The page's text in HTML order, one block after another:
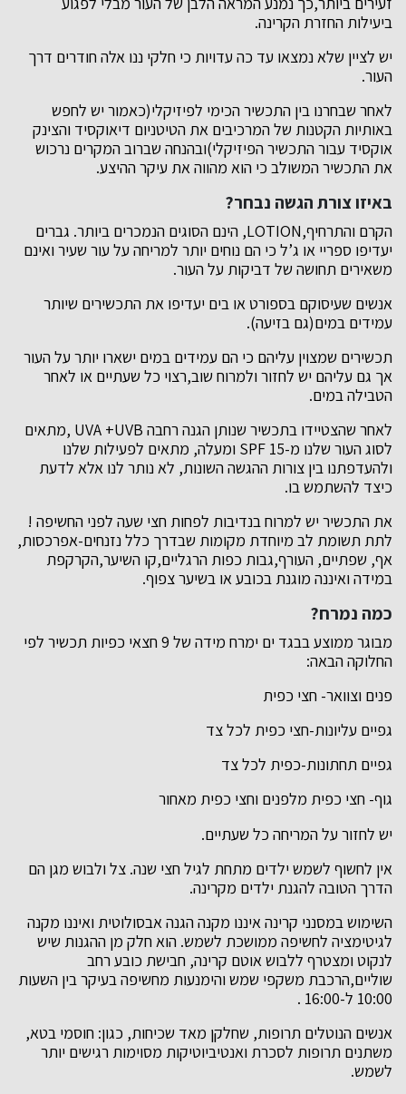
ביעילות החזרת הקרינה.
יש לציין שלא נמצאו עד כה עדויות כי חלקי ננו אלה חודרים דרך
העור.
לאחר שבחרנו בין התכשיר הכימי לפיזיקלי(כאמור יש לחפש
באותיות הקטנות של המרכיבים את הטיטניום דיאוקסיד והצינק
אוקסיד עבור התכשיר הפיזיקלי)ובהנחה שברוב המקרים נרכוש
את התכשיר המשולב כי הוא מהווה את עיקר ההיצע.
באיזו צורת הגשה נבחר?
הקרם והתרחיף,LOTION, הינם הסוגים הנמכרים ביותר. גברים
יעדיפו ספריי או ג’ל כי הם נוחים יותר למריחה על עור שעיר ואינם
משאירים תחושה של דביקות על העור.
אנשים שעיסוקם בספורט או בים יעדיפו את התכשירים שיותר
עמידים במים(גם בזיעה).
תכשירים שמצוין עליהם כי הם עמידים במים ישארו יותר על העור
אך גם עליהם יש לחזור ולמרוח שוב,רצוי כל שעתיים או לאחר
הטבילה במים.
לאחר שהצטיידו בתכשיר שנותן הגנה רחבה UVA +UVB ,מתאים
לסוג העור שלנו מ-SPF 15 ומעלה, מתאים לפעילות שלנו
ולהעדפתנו בין צורות ההגשה השונות, לא נותר לנו אלא לדעת
כיצד להשתמש בו.
את התכשיר יש למרוח בנדיבות לפחות חצי שעה לפני החשיפה !
לתת תשומת לב מיוחדת מקומות שבדרך כלל נזנחים-אפרכסות,
אף, שפתיים, העורף,גבות כפות הרגליים,קו השיער,הקרקפת
במידה ואיננה מוגנת בכובע או בשיער צפוף.
כמה נמרח?
מבוגר ממוצע בבגד ים ימרח מידה של 9 חצאי כפיות תכשיר לפי
החלוקה הבאה:
פנים וצוואר- חצי כפית
גפיים עליונות-חצי כפית לכל צד
גפיים תחתונות-כפית לכל צד
גוף- חצי כפית מלפנים וחצי כפית מאחור
יש לחזור על המריחה כל שעתיים.
אין לחשוף לשמש ילדים מתחת לגיל חצי שנה. צל ולבוש מגן הם
הדרך הטובה להגנת ילדים מקרינה.
השימוש במסנני קרינה איננו מקנה הגנה אבסולוטית ואיננו מקנה
לגיטימציה לחשיפה ממושכת לשמש. הוא חלק מן ההגנות שיש
לנקוט ומצטרף ללבוש אוטם קרינה, חבישת כובע רחב
שוליים,הרכבת משקפי שמש והימנעות מחשיפה בעיקר בין השעות
10:00 ל-16:00 .
אנשים הנוטלים תרופות, שחלקן מאד שכיחות, כגון: חוסמי בטא,
משתנים תרופות לסכרת ואנטיביוטיקות מסוימות רגישים יותר
לשמש.